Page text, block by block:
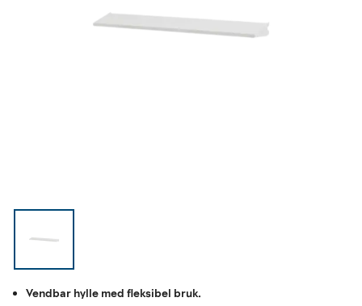
Vendbar hylle med fleksibel bruk.